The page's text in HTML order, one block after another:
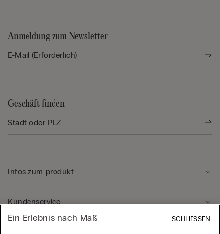
Anmeldung zum Newsletter
Geschäft finden
Infos zum produkt
Kundenservice
Ein Erlebnis nach Maß SCHLIESSEN